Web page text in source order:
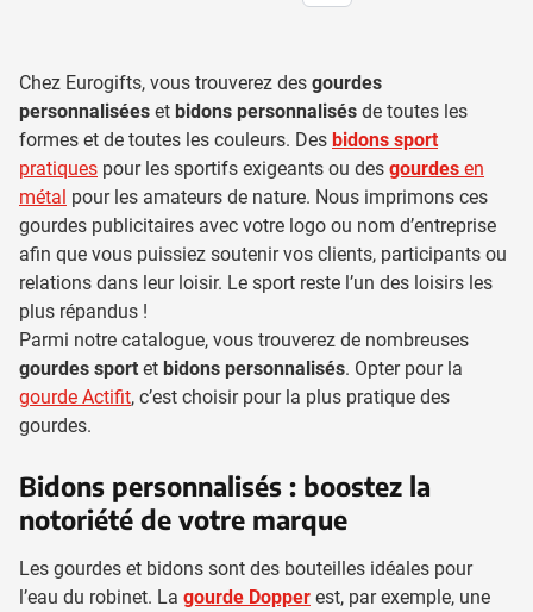
Chez Eurogifts, vous trouverez des gourdes
personnalisées et bidons personnalisés de toutes les
formes et de toutes les couleurs. Des bidons sport
pratiques pour les sportifs exigeants ou des gourdes en
métal pour les amateurs de nature. Nous imprimons ces
gourdes publicitaires avec votre logo ou nom d’entreprise
afin que vous puissiez soutenir vos clients, participants ou
relations dans leur loisir. Le sport reste l’un des loisirs les
plus répandus !
Parmi notre catalogue, vous trouverez de nombreuses
gourdes sport et bidons personnalisés. Opter pour la
gourde Actifit, c’est choisir pour la plus pratique des
gourdes.
Bidons personnalisés : boostez la
notoriété de votre marque
Les gourdes et bidons sont des bouteilles idéales pour
l’eau du robinet. La gourde Dopper est, par exemple, une